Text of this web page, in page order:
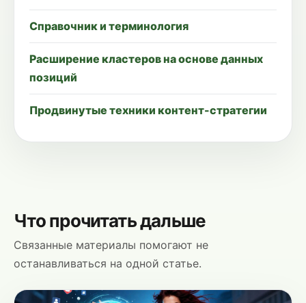
Справочник и терминология
Расширение кластеров на основе данных
позиций
Продвинутые техники контент-стратегии
Что прочитать дальше
Связанные материалы помогают не
останавливаться на одной статье.